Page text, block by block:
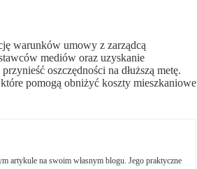
warunków umowy z zarządcą
mediów oraz uzyskanie
oszczędności na dłuższą metę.
pomogą obniżyć koszty mieszkaniowe
artykule na swoim własnym blogu. Jego praktyczne